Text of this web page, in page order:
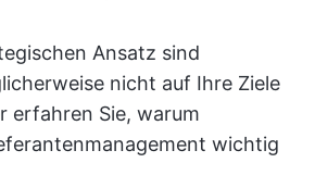
Ansatz sind
nicht auf Ihre Ziele
erfahren Sie, warum
wichtig